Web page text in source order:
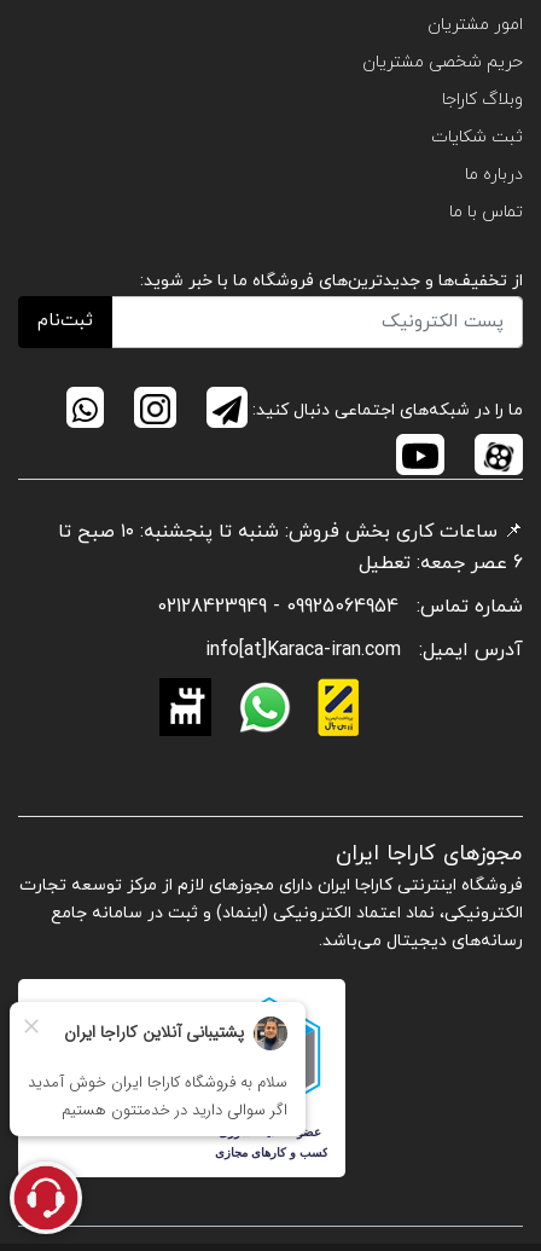
امور مشتریان
حریم شخصی مشتریان
وبلاگ کاراجا
ثبت شکایات
درباره ما
تماس با ما
از تخفیف‌ها و جدیدترین‌های فروشگاه ما با خبر شوید:
ثبت‌نام
ما را در شبکه‌های اجتماعی دنبال کنید:
📌 ساعات کاری بخش فروش: شنبه تا پنجشنبه: ۱۰ صبح تا
6 عصر جمعه: تعطیل
شماره تماس:
09925064954 - 02128423949
آدرس ایمیل:
info[at]Karaca-iran.com
مجوزهای کاراجا ایران
فروشگاه اینترنتی کاراجا ایران دارای مجوزهای لازم از مرکز توسعه تجارت
الکترونیکی، نماد اعتماد الکترونیکی (اینماد) و ثبت در سامانه جامع
رسانه‌های دیجیتال می‌باشد.